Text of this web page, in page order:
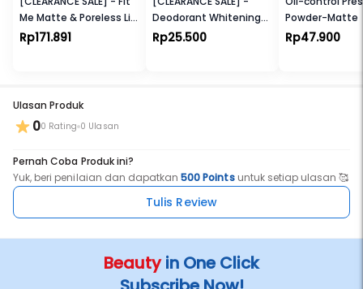
Me Matte & Poreless Liq
Foundation
Rp171.891
Deodorant Whitening
Silk Touch Roll On
Rp25.500
Powder-Matte
Rp47.900
Ulasan Produk
00 Rating 0 Ulasan
Pernah Coba Produk ini?
Yuk, beri penilaian dan dapatkan500 Pointsuntuk setiap ulasan 🥰
Tulis Review
Beautyin One Click